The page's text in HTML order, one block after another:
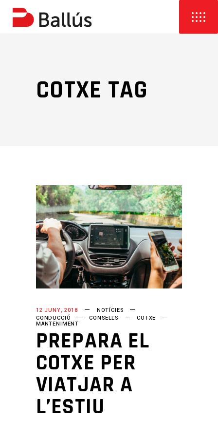
COTXE TAG
12 JUNY, 2018
NOTÍCIES
CONDUCCIÓ
CONSELLS COTXE
MANTENIMENT
PREPARA EL
COTXE PER
VIATJAR A
L’ESTIU